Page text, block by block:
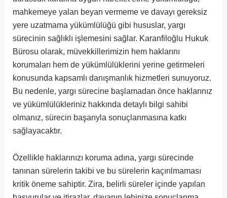
mahkemeye yalan beyan vermeme ve davayı gereksiz
yere uzatmama yükümlülüğü gibi hususlar, yargı
sürecinin sağlıklı işlemesini sağlar. Karanfiloğlu Hukuk
Bürosu olarak, müvekkillerimizin hem haklarını
korumaları hem de yükümlülüklerini yerine getirmeleri
konusunda kapsamlı danışmanlık hizmetleri sunuyoruz.
Bu nedenle, yargı sürecine başlamadan önce haklarınız
ve yükümlülükleriniz hakkında detaylı bilgi sahibi
olmanız, sürecin başarıyla sonuçlanmasına katkı
sağlayacaktır.
Özellikle haklarınızı koruma adına, yargı sürecinde
tanınan sürelerin takibi ve bu sürelerin kaçırılmaması
kritik öneme sahiptir. Zira, belirli süreler içinde yapılan